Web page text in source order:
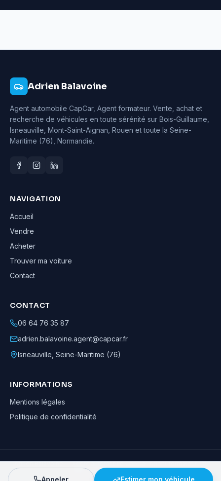
Adrien Balavoine
Agent automobile CapCar, Agent formateur. Vente, achat et
recherche de véhicules en toute sérénité sur Bois-Guillaume,
Isneauville, Mont-Saint-Aignan, Rouen et toute la Seine-
Maritime (76), Normandie.
NAVIGATION
Accueil
Vendre
Acheter
Trouver ma voiture
Contact
CONTACT
06 64 76 35 87
adrien.balavoine.agent@capcar.fr
Isneauville Seine-Maritime (76)
INFORMATIONS
Mentions légales
Politique de confidentialité
Adrien Balavoine—Agent automobile CapCar, Agent formateur· ©
· Tous droits réservés
Appeler Estimer mon véhicule